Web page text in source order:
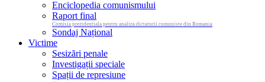
Enciclopedia comunismului
Raport final
Comisia prezidentiala pentru analiza dictaturii comuniste din Romania
Sondaj Național
Victime
Sesizări penale
Investigații speciale
Spații de represiune